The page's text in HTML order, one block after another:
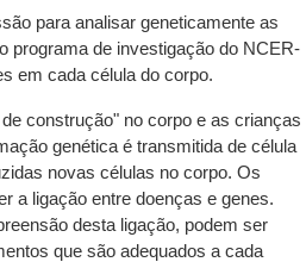
para analisar geneticamente as
programa de investigação do NCER-
em cada célula do corpo.
construção" no corpo e as crianças
genética é transmitida de célula
novas células no corpo. Os
a ligação entre doenças e genes.
desta ligação, podem ser
que são adequados a cada